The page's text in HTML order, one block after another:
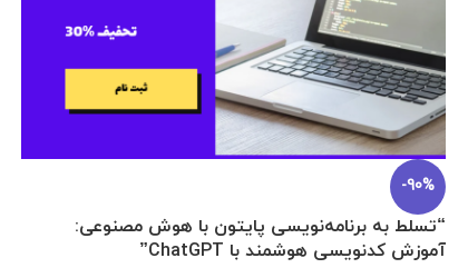
-90%
“تسلط به برنامه‌نویسی پایتون با هوش مصنوعی:
آموزش کدنویسی هوشمند با ChatGPT”